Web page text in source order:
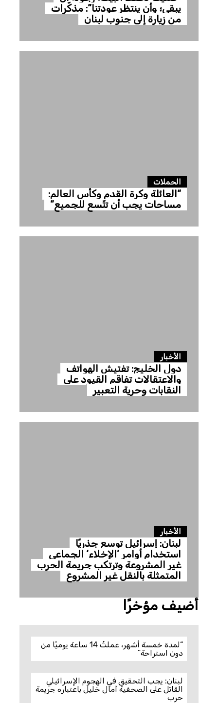
يبقى؛ وأن ينتظر عودتنا”: مذكّرات
من زيارة إلى جنوب لبنان
الحملات
“العائلة وكرة القدم وكأس العالم:
مساحات يجب أن تتّسع للجميع”
الأخبار
دول الخليج: تفتيش الهواتف
والاعتقالات تفاقم القيود على
النقابات وحرية التعبير
الأخبار
لبنان: إسرائيل توسع جذريًا
استخدام أوامر ’الإخلاء‘ الجماعي
غير المشروعة وترتكب جريمة الحرب
المتمثلة بالنقل غير المشروع
أضيف مؤخرًا
“لمدة خمسة أشهر، عملتُ 14 ساعة يوميًا من
دون استراحة”
لبنان: يجب التحقيق في الهجوم الإسرائيلي
القاتل على الصحفية آمال خليل باعتباره جريمة
حرب